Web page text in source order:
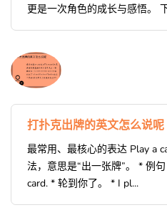
更是一次角色的成长与感悟。
打扑克出牌的英文怎么说呢
最常用、最核心的表达 Play a
法，意思是“出一张牌”。 * 例
card. * 轮到你了。 * I pl...